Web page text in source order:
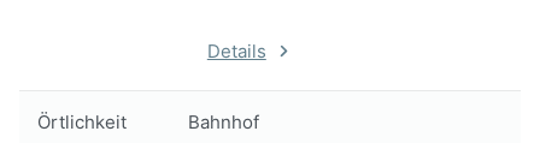
Details
Örtlichkeit Bahnhof